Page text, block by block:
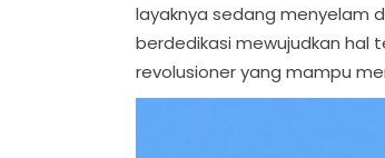
layaknya sedang menyelam
berdedikasi mewujudkan hal
revolusioner yang mampu